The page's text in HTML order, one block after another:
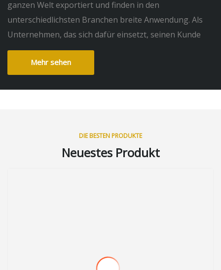
ganzen Welt exportiert und finden in den
unterschiedlichsten Branchen breite Anwendung. Als
Unternehmen, das sich dafür einsetzt, seinen Kunde
Mehr sehen
DIE BESTEN PRODUKTE
Neuestes Produkt